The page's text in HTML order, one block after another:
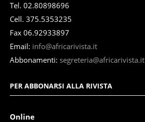
Tel. 02.80898696
Cell. 375.5353235
Fax 06.92933897
Email: info@africarivista.it
Abbonamenti: segreteria@africarivista.it
PER ABBONARSI ALLA RIVISTA
Online